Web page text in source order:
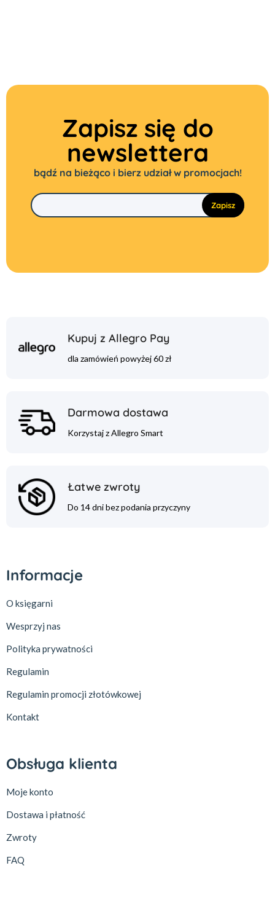
Zapisz się do
newslettera
bądź na bieżąco i bierz udział w promocjach!
Kupuj z Allegro Pay
dla zamówień powyżej 60 zł
Darmowa dostawa
Korzystaj z Allegro Smart
Łatwe zwroty
Do 14 dni bez podania przyczyny
Informacje
O księgarni
Wesprzyj nas
Polityka prywatności
Regulamin
Regulamin promocji złotówkowej
Kontakt
Obsługa klienta
Moje konto
Dostawa i płatność
Zwroty
FAQ